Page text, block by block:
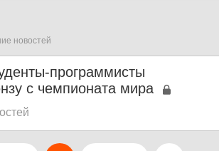
новостей
программисты
с чемпионата мира